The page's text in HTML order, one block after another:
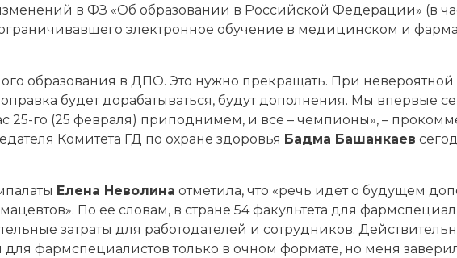
в ФЗ «Об образовании в Российской Федерации» (в
электронное обучение в медицинском и
образования в ДПО. Это нужно прекращать. При
будет дорабатываться, будут дополнения. Мы впервые
25-го (25 февраля) приподнимем, и все – чемпионы», –
Комитета ГД по охране здоровья Бадма Башанкаев
Елена Неволина отметила, что «речь идет о будущем
По ее словам, в стране 54 факультета для
затраты для работодателей и сотрудников.
фармспециалистов только в очном формате, но меня